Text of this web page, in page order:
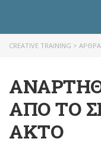
CREATIVE TRAINING > ΆΡΘΡΑ
ΑΠΌ ΤΟ
ΑΚΤΟ